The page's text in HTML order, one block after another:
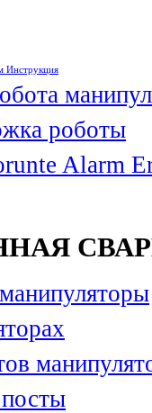
Инструкция
роботы
Alarm